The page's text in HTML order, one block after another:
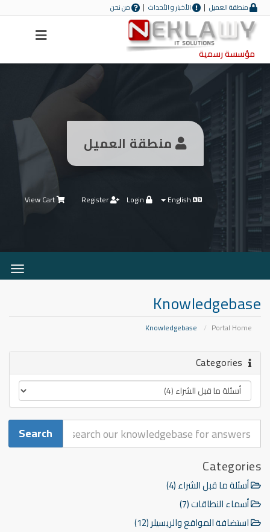
منطقة العميل الأخبار و الأحداث من نحن
مؤسسة رسمية
منطقة العميل
Register
View Cart
Knowledgebase
Portal Home
Categories
أسئلة ما قبل الشراء (4)
أسماء النطاقات (7)
استضافة المواقع والريسيلر (12)